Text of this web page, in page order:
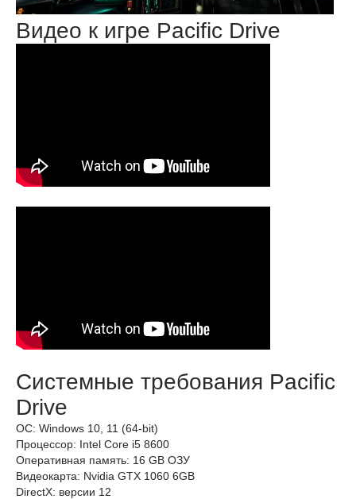
Видео к игре Pacific Drive
Системные требования Pacific
Drive
ОС: Windows 10, 11 (64-bit)
Процессор: Intel Core i5 8600
Оперативная память: 16 GB ОЗУ
Видеокарта: Nvidia GTX 1060 6GB
DirectX: версии 12